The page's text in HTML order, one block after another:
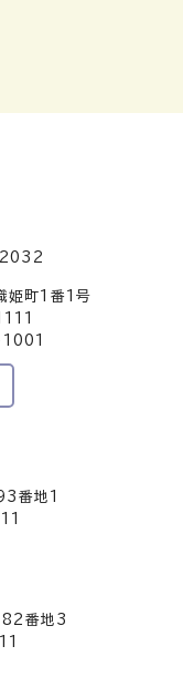
町1番1号
1001
番地1
番地3